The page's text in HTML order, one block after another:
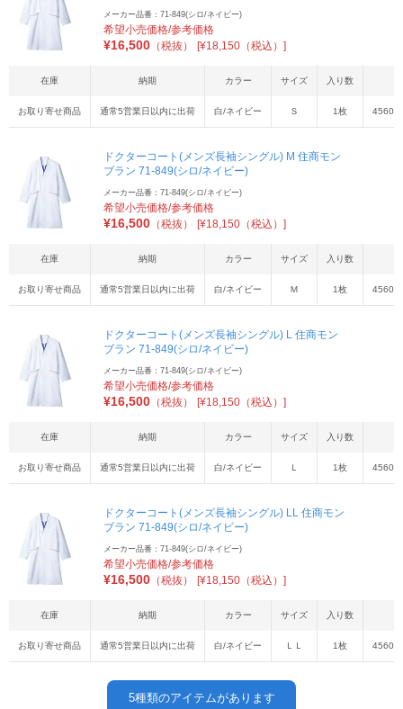
メーカー品番：71-849(シロ/ネイビー)
希望小売価格/参考価格
¥16,500 （税抜） [¥18,150（税込）]
在庫 納期 カラー サイズ 入り数
お取り寄せ商品 通常5営業日以内に出荷 白/ネイビー Ｓ 1枚
ドクターコート(メンズ長袖シングル) M 住商モン
ブラン 71-849(シロ/ネイビー)
メーカー品番：71-849(シロ/ネイビー)
希望小売価格/参考価格
¥16,500 （税抜） [¥18,150（税込）]
在庫 納期 カラー サイズ 入り数
お取り寄せ商品 通常5営業日以内に出荷 白/ネイビー Ｍ 1枚
ドクターコート(メンズ長袖シングル) L 住商モン
ブラン 71-849(シロ/ネイビー)
メーカー品番：71-849(シロ/ネイビー)
希望小売価格/参考価格
¥16,500 （税抜） [¥18,150（税込）]
在庫 納期 カラー サイズ 入り数
お取り寄せ商品 通常5営業日以内に出荷 白/ネイビー Ｌ 1枚
ドクターコート(メンズ長袖シングル) LL 住商モン
ブラン 71-849(シロ/ネイビー)
メーカー品番：71-849(シロ/ネイビー)
希望小売価格/参考価格
¥16,500 （税抜） [¥18,150（税込）]
在庫 納期 カラー サイズ 入り数
お取り寄せ商品 通常5営業日以内に出荷 白/ネイビー ＬＬ 1枚
5種類のアイテムがあります